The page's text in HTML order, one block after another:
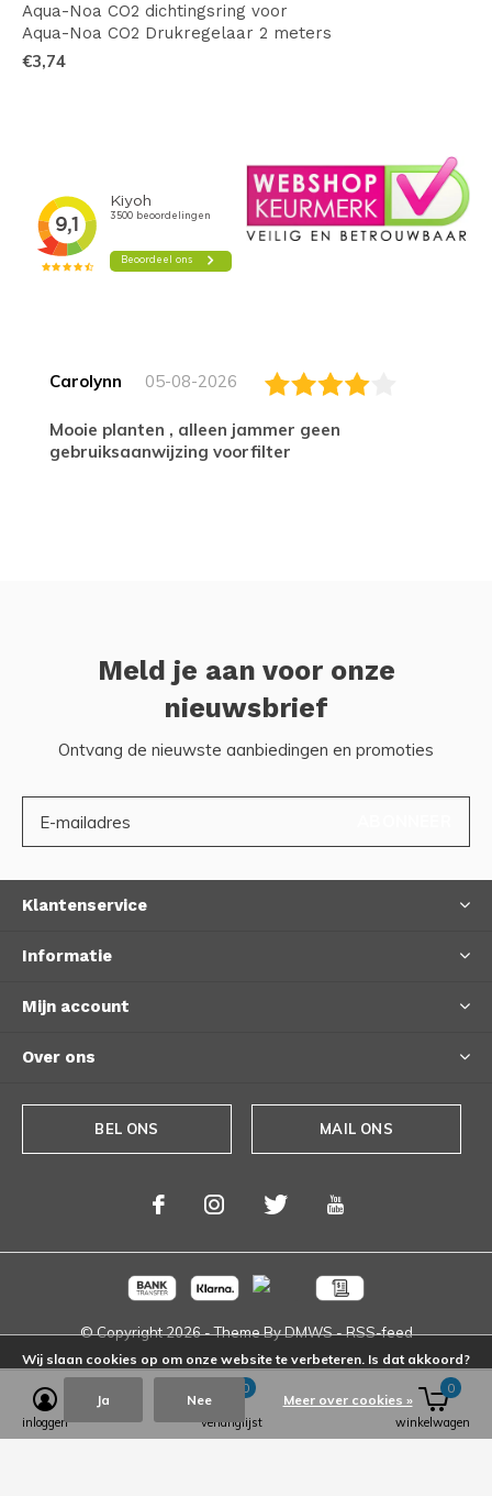
Aqua-Noa CO2 dichtingsring voor
Aqua-Noa CO2 Drukregelaar 2 meters
€3,74
Carolynn 05-08-2026
Mooie planten , alleen jammer geen
gebruiksaanwijzing voorfilter
Meld je aan voor onze
nieuwsbrief
Ontvang de nieuwste aanbiedingen en promoties
Klantenservice
Informatie
Mijn account
Over ons
BEL ONS MAIL ONS
© Copyright2026- Theme ByDMWS-RSS-feed
inloggen verlanglijst
0
winkelwagen
0
Wij slaan cookies op om onze website te verbeteren. Is dat akkoord?
Ja Nee Meer over cookies »